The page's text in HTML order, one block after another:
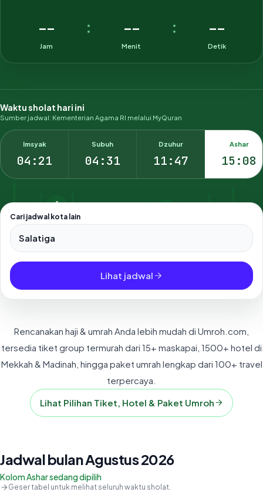
--
Jam
: --
Menit
: --
Detik
Waktu sholat hari ini
Sumber jadwal: Kementerian Agama RI melalui MyQuran
Imsyak
04:21
Subuh
04:31
Dzuhur
11:47
Ashar
15:08
Cari jadwal kota lain
Pilih salah satu dari 500+ kota dan kabupaten di Indonesia.
Lihat jadwal
Rencanakan haji & umrah Anda lebih mudah di Umroh.com,
tersedia tiket group termurah dari 15+ maskapai, 1500+ hotel di
Mekkah & Madinah, hingga paket umrah lengkap dari 100+ travel
terpercaya.
Lihat Pilihan Tiket, Hotel & Paket Umroh
Jadwal bulan Agustus 2026
Kolom Ashar sedang dipilih
Geser tabel untuk melihat seluruh waktu sholat.